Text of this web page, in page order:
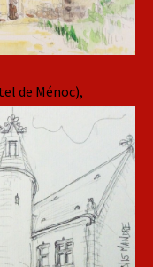
de Ménoc),